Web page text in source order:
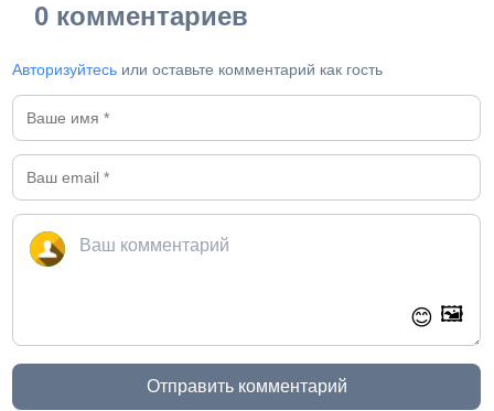
0 комментариев
Авторизуйтесь или оставьте комментарий как гость
😊 🖼️
Отправить комментарий